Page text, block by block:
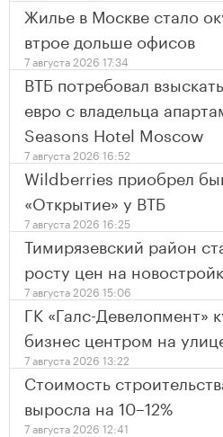
Жилье в Москве стало
втрое дольше офисов
7 августа 2026 17:34
ВТБ потребовал
евро с владельца
Seasons Hotel Moscow
7 августа 2026 16:52
Wildberries приобрел
«Открытие» у ВТБ
7 августа 2026 16:25
Тимирязевский район
росту цен на
7 августа 2026 15:06
ГК «Галс-Девелопмент»
бизнес центром на
7 августа 2026 13:22
Стоимость
выросла на 10–12%
7 августа 2026 12:41